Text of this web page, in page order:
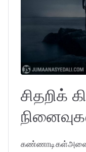
சிதறிக்